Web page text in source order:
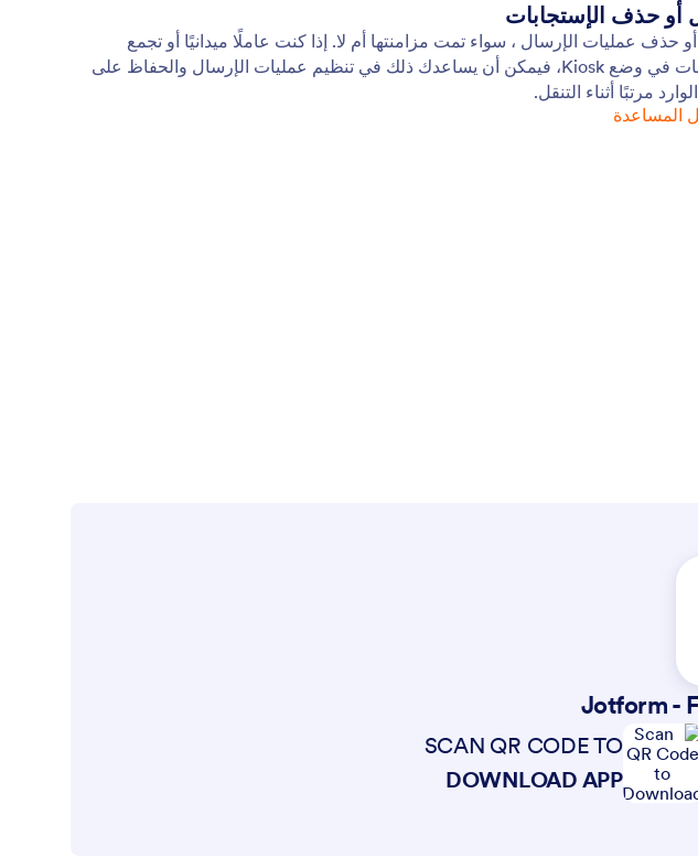
أو حذف الإستجابات
حذف عمليات الإرسال ، سواء تمت مزامنتها أم لا. إذا كنت عاملًا ميدانيًا أو تجمع
التعليقات في وضع Kiosk، فيمكن أن يساعدك ذلك في تنظيم عمليات الإرسال والحفاظ على
مرتبًا أثناء التنقل.
المساعدة
Jotform -
SCAN QR CODE TO
DOWNLOAD APP